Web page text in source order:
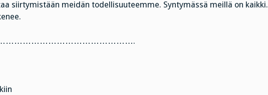
siirtymistään meidän todellisuuteemme. Syntymässä meillä on kaikki.